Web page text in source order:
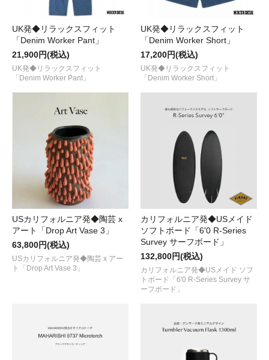
UK発◆リラックスフィット
「Denim Worker Pant」
21,900円(税込)
UK発◆リラックスフィット
「Denim Worker Pant」
UK発◆リラックスフィット
「Denim Worker Short」
17,200円(税込)
UK発◆リラックスフィット
「Denim Worker Short」
USカリフォルニア発◆陶芸 x
アート「Drop Art Vase 3」
63,800円(税込)
USカリフォルニア発◆陶芸 x アー
ト「Drop Art Vase 3」
カリフォルニア発◆USメイド
ソフトボード「6'0 R-Series
Survey サーフボード」
132,800円(税込)
カリフォルニア発◆USメイド ソフ
トボード「6'0 R-Series Survey サ
ーフボード」